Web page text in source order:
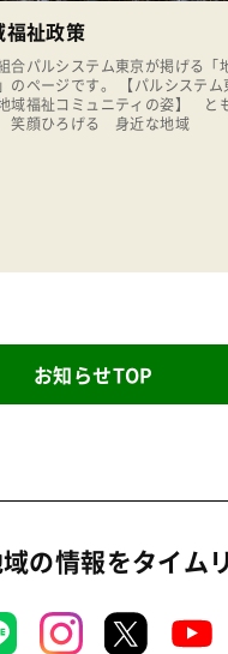
福祉政策
合パルシステム東京が掲げる「
のページです。 【パルシステム
域福祉コミュニティの姿】 と
笑顔ひろげる 身近な地域
お知らせTOP
の情報をタイム